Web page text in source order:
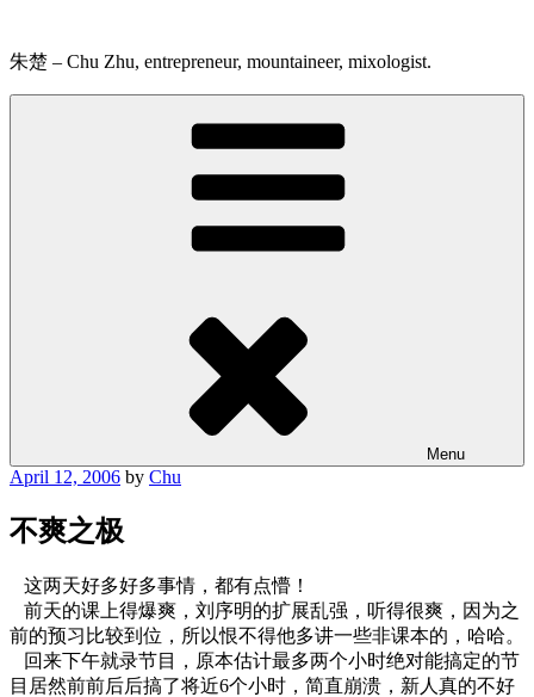
content
朱楚 – Chu Zhu, entrepreneur, mountaineer, mixologist.
Menu
Posted
April 12, 2006 by Chu
不爽之极
这两天好多好多事情，都有点懵！
前天的课上得爆爽，刘序明的扩展乱强，听得很爽，因为之
前的预习比较到位，所以恨不得他多讲一些非课本的，哈哈。
回来下午就录节目，原本估计最多两个小时绝对能搞定的节
目居然前前后后搞了将近6个小时，简直崩溃，新人真的不好